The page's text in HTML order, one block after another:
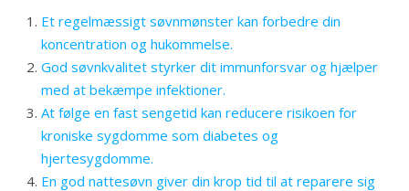
Et regelmæssigt søvnmønster kan forbedre din
koncentration og hukommelse.
God søvnkvalitet styrker dit immunforsvar og hjælper
med at bekæmpe infektioner.
At følge en fast sengetid kan reducere risikoen for
kroniske sygdomme som diabetes og
hjertesygdomme.
En god nattesøvn giver din krop tid til at reparere sig